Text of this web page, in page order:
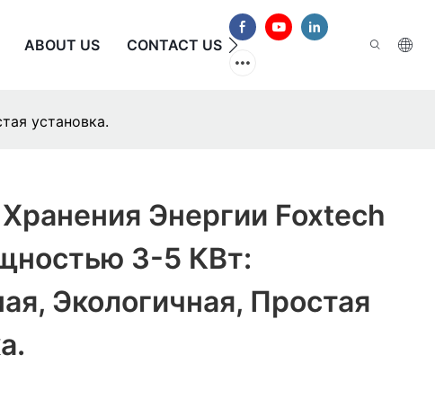
ABOUT US CONTACT US ЧАСТО ЗАДАВАЕМЫЕ
установка.
Энергии Foxtech
3-5 КВт:
Экологичная, Простая